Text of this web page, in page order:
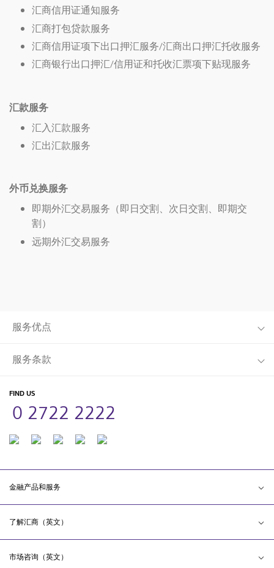
汇商信用证通知服务
汇商打包贷款服务
汇商信用证项下出口押汇服务/汇商出口押汇托收服务
汇商银行出口押汇/信用证和托收汇票项下贴现服务
汇款服务
汇入汇款服务
汇出汇款服务
外币兑换服务
即期外汇交易服务（即日交割、次日交割、即期交
割）
远期外汇交易服务
服务优点
服务条款
FIND US
0 2722 2222
金融产品和服务
了解汇商（英文）
市场咨询（英文）